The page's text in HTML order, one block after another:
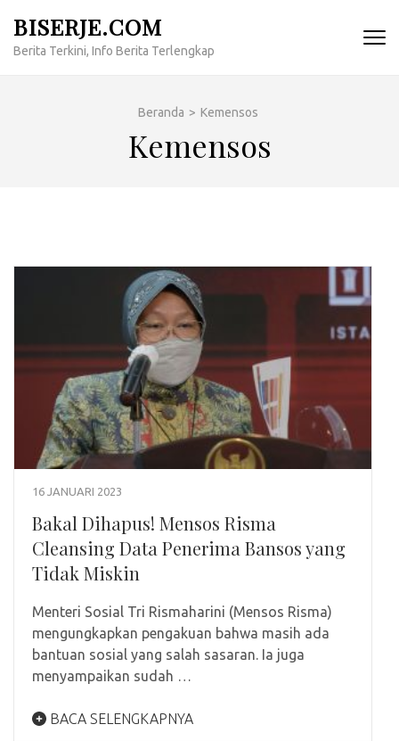
konten
BISERJE.COM
Berita Terkini, Info Berita Terlengkap
Beranda > Kemensos
Kemensos
16 JANUARI 2023
Bakal Dihapus! Mensos Risma
Cleansing Data Penerima Bansos yang
Tidak Miskin
Menteri Sosial Tri Rismaharini (Mensos Risma)
mengungkapkan pengakuan bahwa masih ada
bantuan sosial yang salah sasaran. Ia juga
menyampaikan sudah …
BACA SELENGKAPNYA